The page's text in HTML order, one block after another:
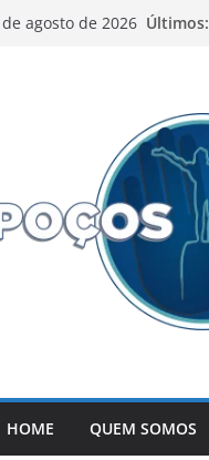
agosto de 2026 Últimos:
HOME QUEM SOMOS